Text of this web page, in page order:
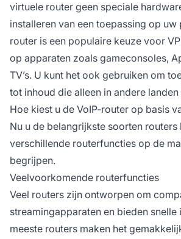
virtuele router geen speciale
installeren van een toepassing op uw
router is een populaire keuze voor
op apparaten zoals gameconsoles,
TV’s. U kunt het ook gebruiken om
tot inhoud die alleen in andere
Hoe kiest u de VoIP-router op basis
Nu u de belangrijkste soorten routers
verschillende routerfuncties op de
begrijpen.
Veelvoorkomende routerfuncties
Veel routers zijn ontworpen om
streamingapparaten en bieden snelle
meeste routers maken het